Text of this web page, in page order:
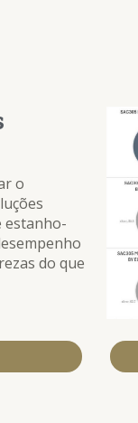
o
estanho-
do que